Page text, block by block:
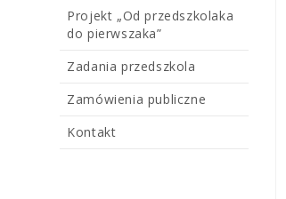
Projekt „Od przedszkolaka
do pierwszaka”
Zadania przedszkola
Zamówienia publiczne
Kontakt